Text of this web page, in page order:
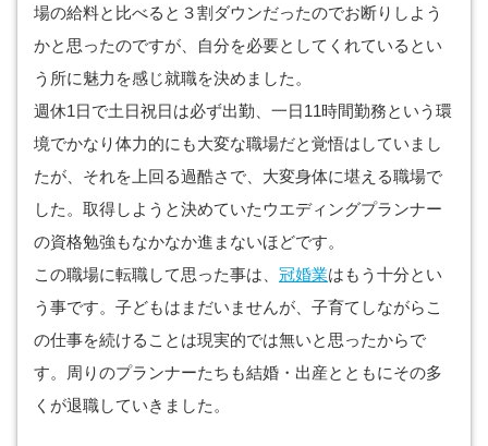
場の給料と比べると３割ダウンだったのでお断りしよう
かと思ったのですが、自分を必要としてくれているとい
う所に魅力を感じ就職を決めました。
週休1日で土日祝日は必ず出勤、一日11時間勤務という環
境でかなり体力的にも大変な職場だと覚悟はしていまし
たが、それを上回る過酷さで、大変身体に堪える職場で
した。取得しようと決めていたウエディングプランナー
の資格勉強もなかなか進まないほどです。
この職場に転職して思った事は、 冠婚業はもう十分とい
う事です。子どもはまだいませんが、子育てしながらこ
の仕事を続けることは現実的では無いと思ったからで
す。周りのプランナーたちも結婚・出産とともにその多
くが退職していきました。